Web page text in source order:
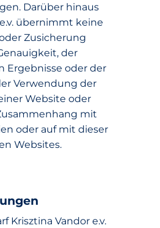
Darüber hinaus
übernimmt keine
Zusicherung
der
Ergebnisse oder der
Verwendung der
Website oder
mit
oder auf mit dieser
Websites.
Krisztina Vandor e.v.